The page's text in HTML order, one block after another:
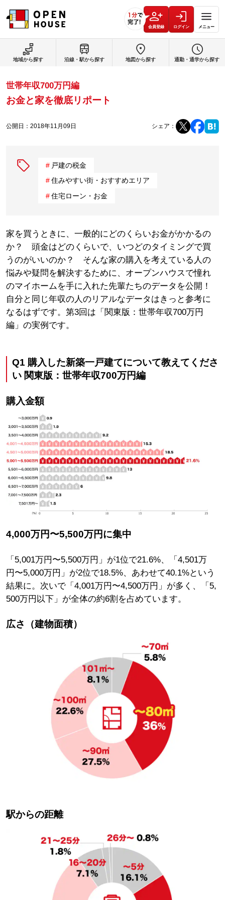
会員登録 ログイン メニュー
世帯年収700万円編
お金と家を徹底リポート
公開日： 2018年11月09日 シェア：
戸建の税金
住みやすい街・おすすめエリア
住宅ローン・お金
家を買うときに、一般的にどのくらいお金がかかるの
か？ 頭金はどのくらいで、いつどのタイミングで買
うのがいいのか？ そんな家の購入を考えている人の
悩みや疑問を解決するために、オープンハウスで憧れ
のマイホームを手に入れた先輩たちのデータを公開！
自分と同じ年収の人のリアルなデータはきっと参考に
なるはずです。第3回は「関東版：世帯年収700万円
編」の実例です。
Q1 購入した新築一戸建てについて教えてくださ
い 関東版：世帯年収700万円編
購入金額
4,000万円〜5,500万円に集中
「5,001万円〜5,500万円」が1位で21.6%、「4,501万
円〜5,000万円」が2位で18.5%、あわせて40.1%という
結果に。次いで「4,001万円〜4,500万円」が多く、「5,
500万円以下」が全体の約6割を占めています。
広さ（建物面積）
駅からの距離
地域から探す 沿線・駅から探す 地図から探す 通勤・通学から探す